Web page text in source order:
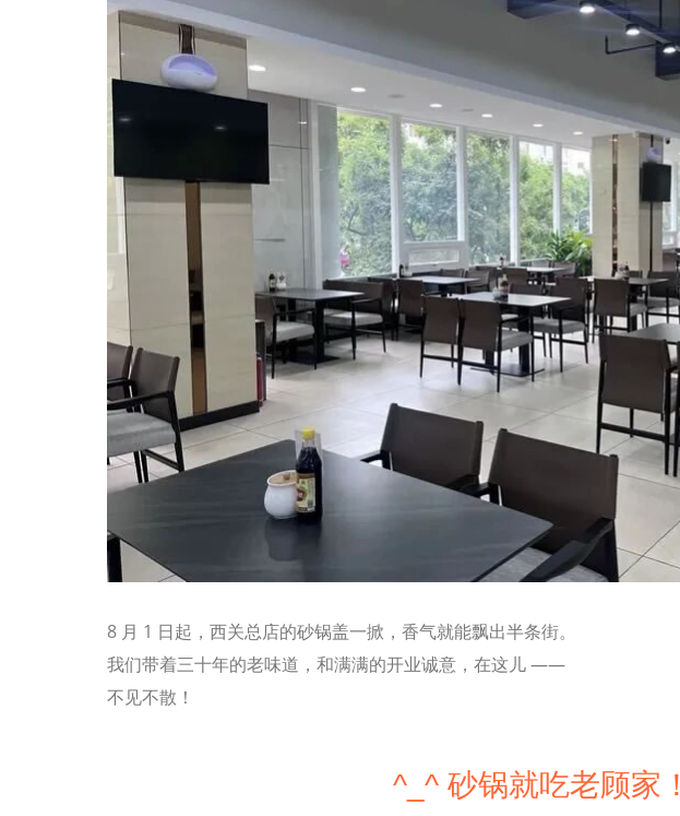
8 月 1 日起，西关总店的砂锅盖一掀，香气就能飘出半条街。
我们带着三十年的老味道，和满满的开业诚意，在这儿 ——
不见不散！
^_^ 砂锅就吃老顾家！